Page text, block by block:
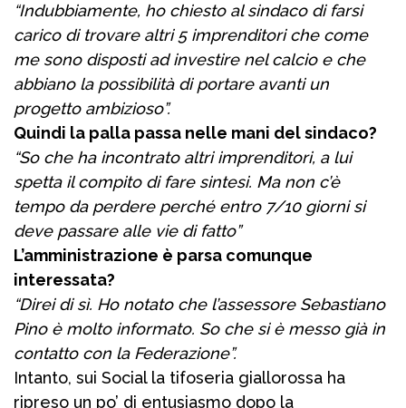
“Indubbiamente, ho chiesto al sindaco di farsi
carico di trovare altri 5 imprenditori che come
me sono disposti ad investire nel calcio e che
abbiano la possibilità di portare avanti un
progetto ambizioso”.
Quindi la palla passa nelle mani del sindaco?
“So che ha incontrato altri imprenditori, a lui
spetta il compito di fare sintesi. Ma non c’è
tempo da perdere perché entro 7/10 giorni si
deve passare alle vie di fatto”
L’amministrazione è parsa comunque
interessata?
“Direi di sì. Ho notato che l’assessore Sebastiano
Pino è molto informato. So che si è messo già in
contatto con la Federazione”.
Intanto, sui Social la tifoseria giallorossa ha
ripreso un po’ di entusiasmo dopo la